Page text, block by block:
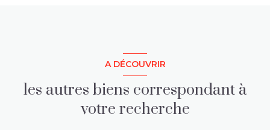
A DÉCOUVRIR
les autres biens correspondant à
votre recherche